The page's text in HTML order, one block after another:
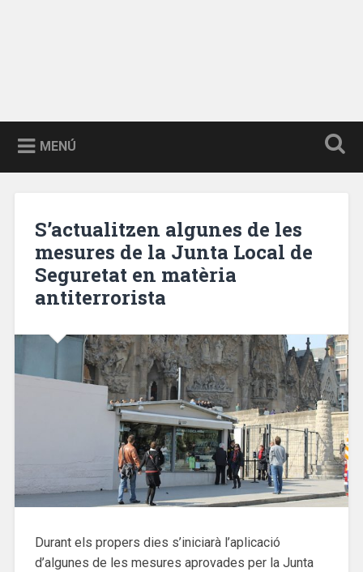
MENÚ
S’actualitzen algunes de les
mesures de la Junta Local de
Seguretat en matèria
antiterrorista
Durant els propers dies s’iniciarà l’aplicació
d’algunes de les mesures aprovades per la Junta